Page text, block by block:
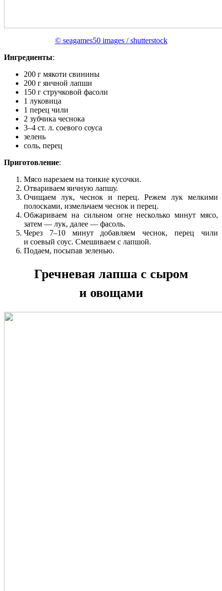
© seagames50 images / shutterstock
Ингредиенты:
200 г мякоти свинины
200 г яичной лапши
150 г стручковой фасоли
1 луковица
1 перец чили
2 зубчика чеснока
3–4 ст. л. соевого соуса
зелень
соль, перец
Приготовление:
Мясо нарезаем на тонкие кусочки.
Отвариваем яичную лапшу.
Очищаем лук, чеснок и перец. Режем лук мелкими
полосками, измельчаем чеснок и перец.
Обжариваем на сильном огне несколько минут мясо,
затем — лук, далее — фасоль.
Через 7–10 минут добавляем чеснок, перец чили
и соевый соус. Смешиваем с лапшой.
Подаем, посыпав зеленью.
Гречневая лапша с сыром
и овощами